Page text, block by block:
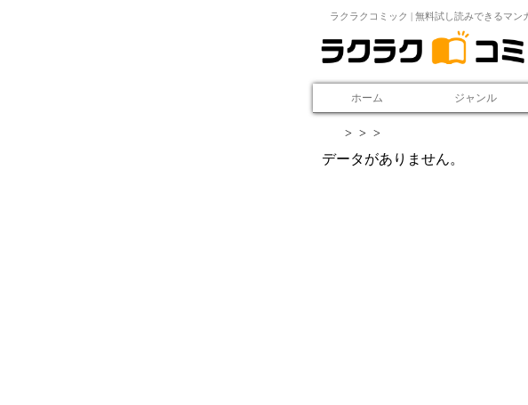
ラクラクコミック | 無料試し読みできるマン
ホーム ジャンル
> > >
データがありません。